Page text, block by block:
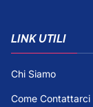
LINK UTILI
Chi Siamo
Come Contattarci